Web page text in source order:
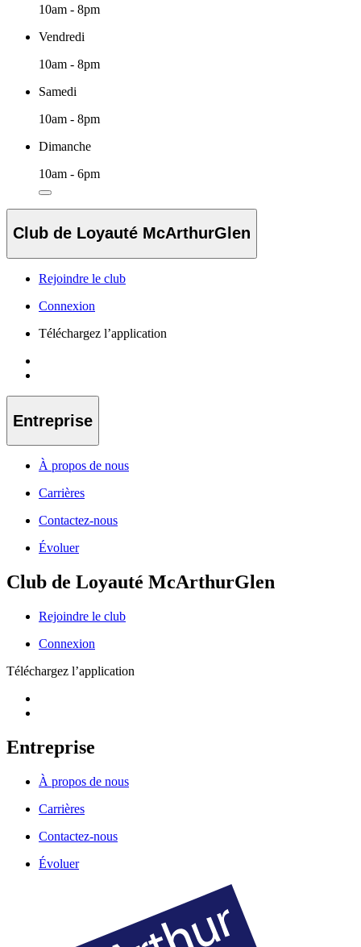
10am - 8pm
Vendredi
10am - 8pm
Samedi
10am - 8pm
Dimanche
10am - 6pm
Club de Loyauté McArthurGlen
Rejoindre le club
Connexion
Téléchargez l’application
Entreprise
À propos de nous
Carrières
Contactez-nous
Évoluer
Club de Loyauté McArthurGlen
Rejoindre le club
Connexion
Téléchargez l’application
Entreprise
À propos de nous
Carrières
Contactez-nous
Évoluer